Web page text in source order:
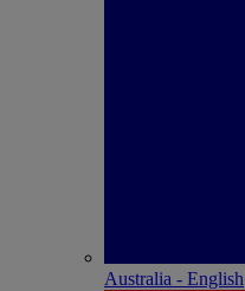
Australia - English